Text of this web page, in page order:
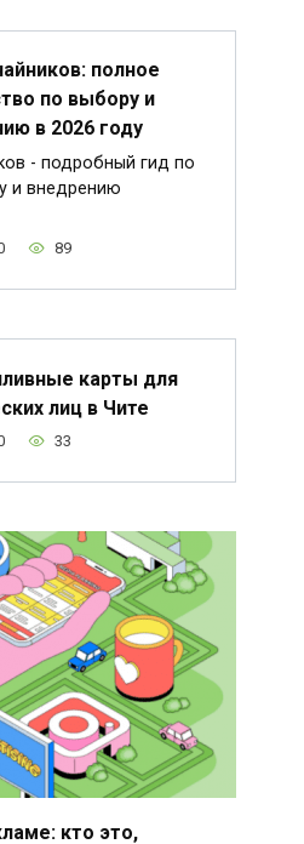
полное
по выбору и
в 2026 году
- подробный гид по
и внедрению
89
карты для
лиц в Чите
33
кто это,